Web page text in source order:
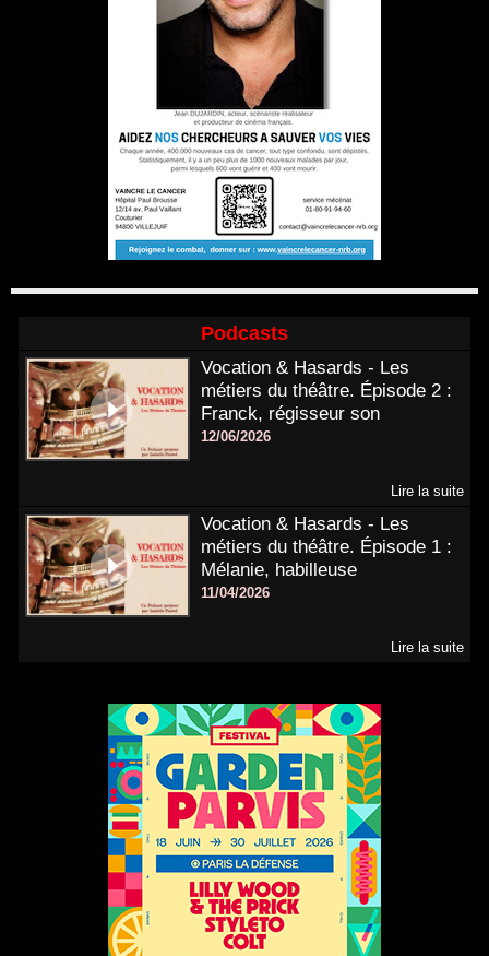
Podcasts
Vocation & Hasards - Les
métiers du théâtre. Épisode 2 :
Franck, régisseur son
12/06/2026
Lire la suite
Vocation & Hasards - Les
métiers du théâtre. Épisode 1 :
Mélanie, habilleuse
11/04/2026
Lire la suite